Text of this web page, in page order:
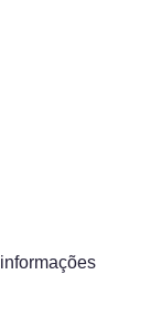
informações